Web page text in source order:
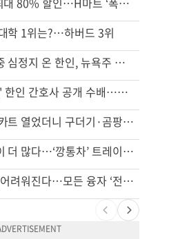
학 1위는?…하버드 3위
변호사시험 중 심정지 온 한인, 뉴욕주 제소
'14년째 도피' 한인 간호사 공개 수배…메디케어 사기 유죄
항공기 식기 카트 열었더니 구더기·곰팡이…LAX 기내식 업체 논란
차값보다 빚이 더 많다…‘깡통차’ 트레이드인 급증
콘도 사기 더 어려워진다…모든 융자 ‘전체 심사’